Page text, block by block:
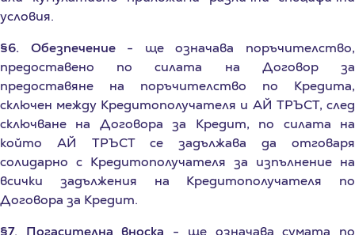
§6. Обезпечение
предоставено по силата на Договор за
предоставяне на поръчителство по Кредита,
сключен между Кредитополучателя и АЙ ТРЪСТ, след
сключване на Договора за Кредит, по силата на
който АЙ ТРЪСТ се задължава да отговаря
солидарно с Кредитополучателя за изпълнение на
всички задължения на Кредитополучателя по
Договора за Кредит.
§7. Погасителна вноска
Кредита, включваща дължимата част от